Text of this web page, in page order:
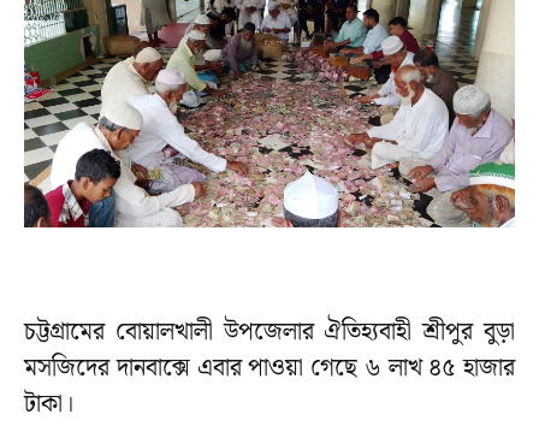
চট্টগ্রামের বোয়ালখালী উপজেলার ঐতিহ্যবাহী শ্রীপুর বুড়া
মসজিদের দানবাক্সে এবার পাওয়া গেছে ৬ লাখ ৪৫ হাজার
টাকা।